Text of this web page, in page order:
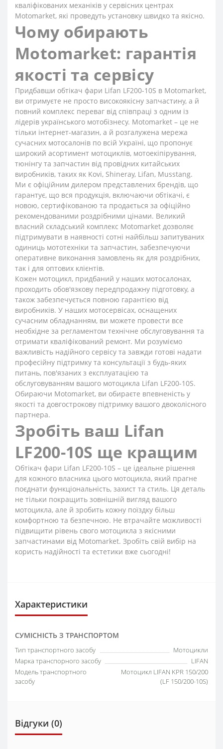
кваліфікованих механіків у сервісних центрах
Motomarket, які проведуть установку швидко та якісно.
Чому обирають
Motomarket: гарантія
якості та сервісу
Придбавши обтікач фари Lifan LF200-10S в Motomarket,
ви отримуєте не просто високоякісну запчастину, а й
повний комплекс переваг від співпраці з одним із
лідерів українського мотобізнесу. Motomarket – це не
тільки інтернет-магазин, а й розгалужена мережа
сучасних мотосалонів по всій Україні, що пропонує
широкий асортимент мотоциклів, мотоекіпірування,
тюнінгу та запчастин від провідних китайських
виробників, таких як Kovi, Shineray, Lifan, Musstang.
Ми є офіційним дилером представлених брендів, що
гарантує, що вся продукція, включаючи обтікачі, є
новою, сертифікованою та продається за офіційно
рекомендованими роздрібними цінами. Великий
власний складський комплекс Motomarket дозволяє
підтримувати в наявності сотні найбільш запитуваних
одиниць мототехніки та запчастин, забезпечуючи
оперативне виконання замовлень як для роздрібних,
так і для оптових клієнтів.
Кожен мотоцикл, придбаний у наших мотосалонах,
проходить обов'язкову передпродажну підготовку, а
також забезпечується повною гарантією від
виробників. У наших мотосервісах, оснащених
сучасним обладнанням, ви можете провести все
необхідне за регламентом технічне обслуговування та
отримати кваліфікований ремонт. Ми розуміємо
важливість надійного сервісу та завжди готові надати
професійну підтримку та консультації з будь-яких
питань, пов'язаних з експлуатацією та
обслуговуванням вашого мотоцикла Lifan LF200-10S.
Обираючи Motomarket, ви обираєте впевненість у
якості та довгострокову підтримку вашого двоколісного
партнера.
Зробіть ваш Lifan
LF200-10S ще кращим
Обтікач фари Lifan LF200-10S – це ідеальне рішення
для кожного власника цього мотоцикла, який прагне
поєднати функціональність, захист та стиль. Ця деталь
не тільки покращить зовнішній вигляд вашого
мотоцикла, але й зробить кожну поїздку більш
комфортною та безпечною. Не втрачайте можливості
підвищити рівень свого мотоцикла з якісними
запчастинами від Motomarket. Зробіть свій вибір на
користь надійності та естетики вже сьогодні!
Характеристики
СУМІСНІСТЬ З ТРАНСПОРТОМ
Тип транспортного засобу
Мотоцикли
Марка транспорного засобу
LIFAN
Модель транспортного
засобу
Мотоцикл LIFAN KPR 150/200
(LF 150/200-10S)
Відгуки (0)